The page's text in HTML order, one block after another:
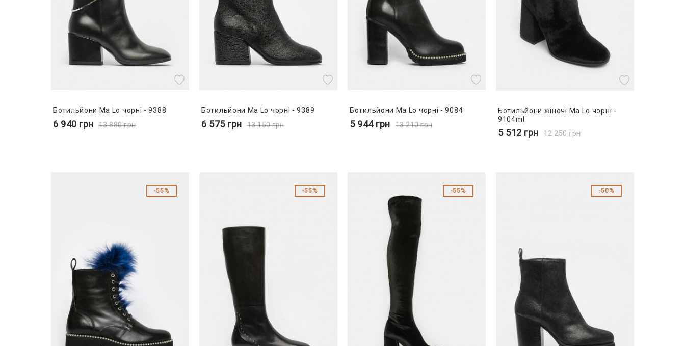
Ботильйони Ma Lo чорні - 9388
6 940 грн 13 880грн
Ботильйони Ma Lo чорні - 9389
6 575 грн 13 150грн
Ботильйони Ma Lo чорні - 9084
5 944грн 13 210грн
Ботильйони жіночі Ma Lo чорні -
9104ml
5 512 грн 12 250грн
55% 55% 55% 50%